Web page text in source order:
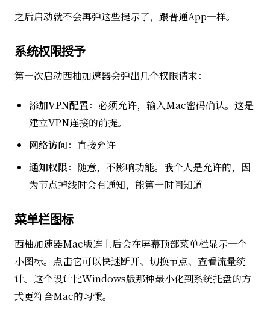
之后启动就不会再弹这些提示了，跟普通App一样。
系统权限授予
第一次启动西柚加速器会弹出几个权限请求：
添加VPN配置：必须允许，输入Mac密码确认。这是
建立VPN连接的前提。
网络访问：直接允许
通知权限：随意，不影响功能。我个人是允许的，因
为节点掉线时会有通知，能第一时间知道
菜单栏图标
西柚加速器Mac版连上后会在屏幕顶部菜单栏显示一个
小图标。点击它可以快速断开、切换节点、查看流量统
计。这个设计比Windows版那种最小化到系统托盘的方
式更符合Mac的习惯。